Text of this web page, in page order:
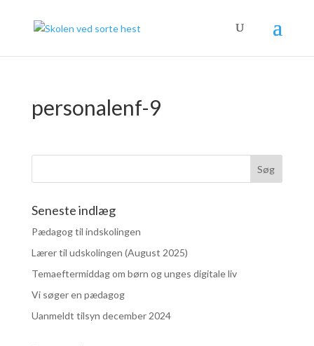
personalenf-9
Seneste indlæg
Pædagog til indskolingen
Lærer til udskolingen (August 2025)
Temaeftermiddag om børn og unges digitale liv
Vi søger en pædagog
Uanmeldt tilsyn december 2024